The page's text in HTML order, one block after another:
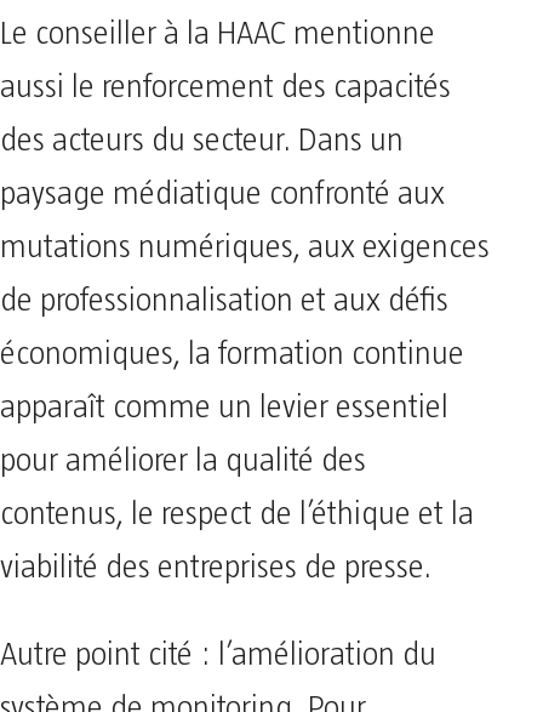
Le conseiller à la HAAC mentionne
aussi le renforcement des capacités
des acteurs du secteur. Dans un
paysage médiatique confronté aux
mutations numériques, aux exigences
de professionnalisation et aux défis
économiques, la formation continue
apparaît comme un levier essentiel
pour améliorer la qualité des
contenus, le respect de l’éthique et la
viabilité des entreprises de presse.
Autre point cité : l’amélioration du